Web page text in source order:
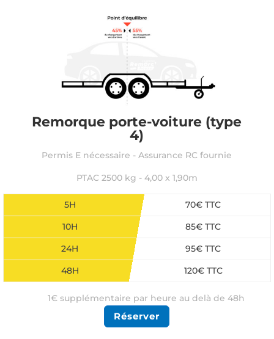
Remorque porte-voiture (type
4)
Permis E nécessaire - Assurance RC fournie
PTAC 2500 kg - 4,00 x 1,90m
5H
70€ TTC
10H
85€ TTC
24H
95€ TTC
48H
120€ TTC
1€ supplémentaire par heure au delà de 48h
Réserver